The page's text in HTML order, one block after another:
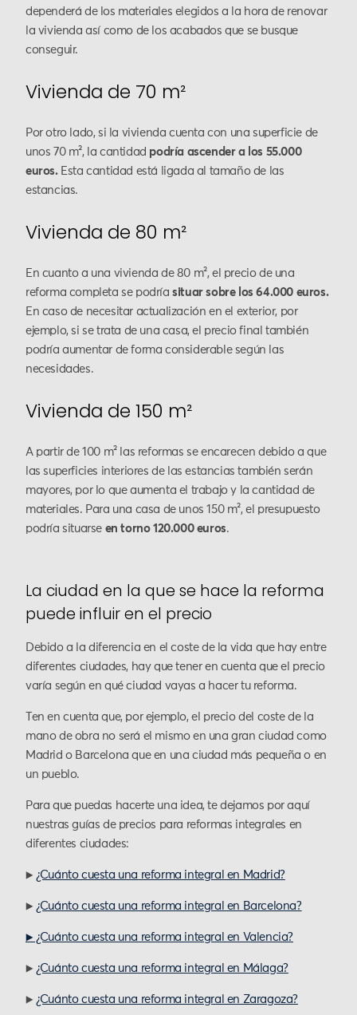
dependerá de los materiales elegidos a la hora de renovar
la vivienda así como de los acabados que se busque
conseguir.
Vivienda de 70 m²
Por otro lado, si la vivienda cuenta con una superficie de
unos 70 m², la cantidad podría ascender a los 55.000
euros.Esta cantidad está ligada al tamaño de las
estancias.
Vivienda de 80 m²
En cuanto a una vivienda de 80 m², el precio de una
reforma completa se podríasituar sobre los 64.000 euros.
En caso de necesitar actualización en el exterior, por
ejemplo, si se trata de una casa, el precio final también
podría aumentar de forma considerable según las
necesidades.
Vivienda de 150 m²
A partir de 100 m² las reformas se encarecen debido a que
las superficies interiores de las estancias también serán
mayores, por lo que aumenta el trabajo y la cantidad de
materiales. Para una casa de unos 150 m², el presupuesto
podría situarse en torno 120.000 euros.
La ciudad en la que se hace la reforma
puede influir en el precio
Debido a la diferencia en el coste de la vida que hay entre
diferentes ciudades, hay que tener en cuenta que el precio
varía según en qué ciudad vayas a hacer tu reforma.
Ten en cuenta que, por ejemplo, el precio del coste de la
mano de obra no será el mismo en una gran ciudad como
Madrid o Barcelona que en una ciudad más pequeña o en
un pueblo.
Para que puedas hacerte una idea, te dejamos por aquí
nuestras guías de precios para reformas integrales en
diferentes ciudades:
▶️ ¿Cuánto cuesta una reforma integral en Madrid?
▶️ ¿Cuánto cuesta una reforma integral en Barcelona?
▶️ ¿Cuánto cuesta una reforma integral en Valencia?
▶️ ¿Cuánto cuesta una reforma integral en Málaga?
▶️ ¿Cuánto cuesta una reforma integral en Zaragoza?